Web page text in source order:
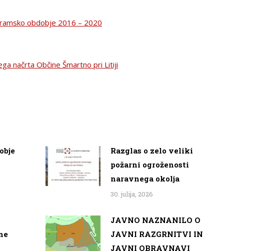
obdobje 2016 – 2020
načrta Občine Šmartno pri Litiji
Razglas o zelo veliki
požarni ogroženosti
naravnega okolja
30. julija, 2026
JAVNO NAZNANILO O
JAVNI RAZGRNITVI IN
JAVNI OBRAVNAVI